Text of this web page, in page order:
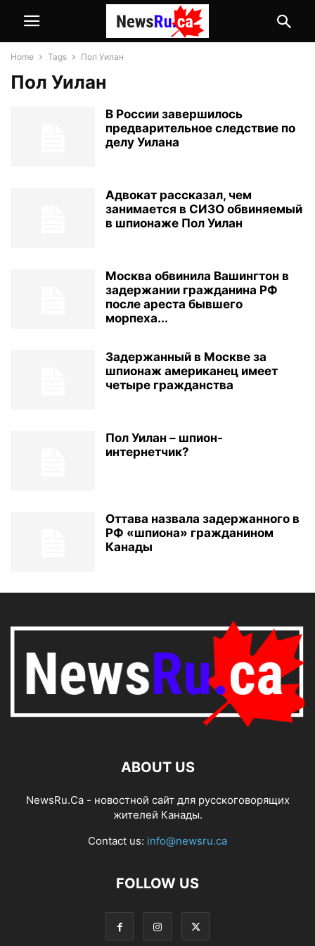
Home Tags Пол Уилан
Пол Уилан
В России завершилось
предварительное следствие по
делу Уилана
Адвокат рассказал, чем
занимается в СИЗО обвиняемый
в шпионаже Пол Уилан
Москва обвинила Вашингтон в
задержании гражданина РФ
после ареста бывшего
морпеха...
Задержанный в Москве за
шпионаж американец имеет
четыре гражданства
Пол Уилан – шпион-
интернетчик?
Оттава назвала задержанного в
РФ «шпиона» гражданином
Канады
ABOUT US
NewsRu.Ca - новостной сайт для русскоговорящих
жителей Канады.
Contact us: info@newsru.ca
FOLLOW US